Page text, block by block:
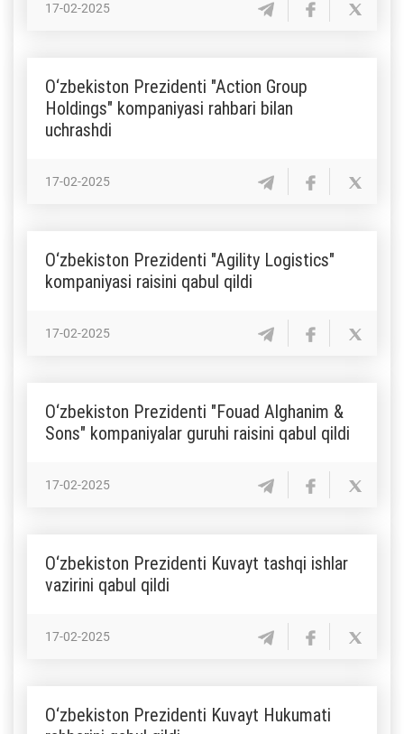
17-02-2025
O‘zbekiston Prezidenti "Action Group
Holdings" kompaniyasi rahbari bilan
uchrashdi
17-02-2025
O‘zbekiston Prezidenti "Agility Logistics"
kompaniyasi raisini qabul qildi
17-02-2025
O‘zbekiston Prezidenti "Fouad Alghanim &
Sons" kompaniyalar guruhi raisini qabul qildi
17-02-2025
O‘zbekiston Prezidenti Kuvayt tashqi ishlar
vazirini qabul qildi
17-02-2025
O‘zbekiston Prezidenti Kuvayt Hukumati